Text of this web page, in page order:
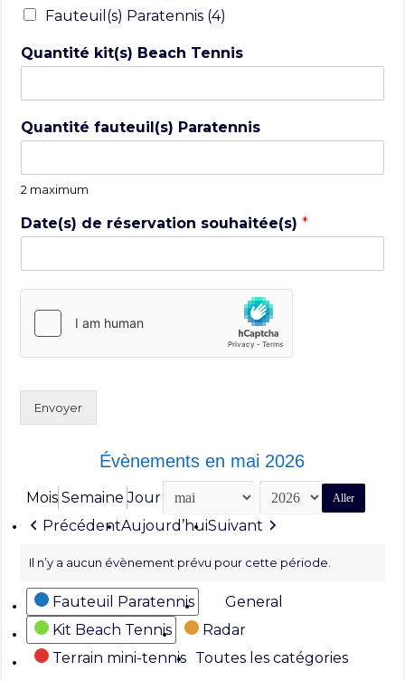
Fauteuil(s) Paratennis (4)
Quantité kit(s) Beach Tennis
Quantité fauteuil(s) Paratennis
2 maximum
Date(s) de réservation souhaitée(s)*
Envoyer
Évènements en mai 2026
Mois Semaine Jour Mois
Année
PrécédentAujourd’huiSuivant
Il n’y a aucun évènement prévu pour cette période.
Catégories
Fauteuil Paratennis
General
Kit Beach Tennis
Radar
Terrain mini-tennis Toutes les catégories